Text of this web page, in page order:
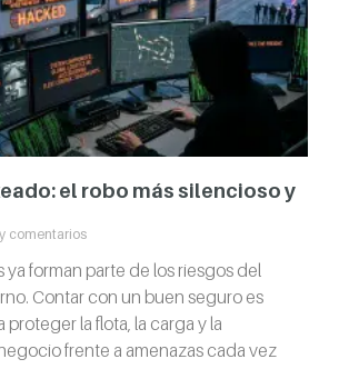
el robo más silencioso y
comentarios
ya forman parte de los riesgos del
Contar con un buen seguro es
la flota, la carga y la
frente a amenazas cada vez